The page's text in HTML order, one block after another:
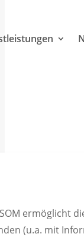
ermöglicht
(u.a. mit